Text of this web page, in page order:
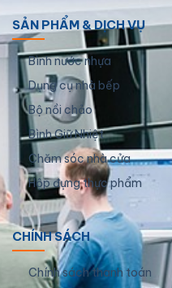
SẢN PHẨM & DỊCH VỤ
Bình nước nhựa
Dụng cụ nhà bếp
Bộ nồi chảo
Bình Giữ Nhiệt
Chăm sóc nhà cửa
Hộp đựng thực phẩm
CHÍNH SÁCH
Chính sách thanh toán